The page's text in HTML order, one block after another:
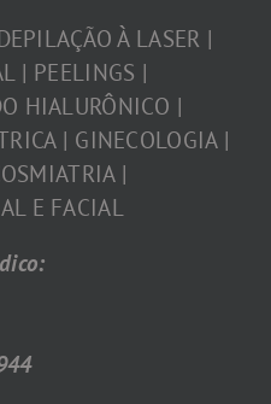
À LASER |
| PEELINGS |
HIALURÔNICO |
| GINECOLOGIA |
|
E FACIAL